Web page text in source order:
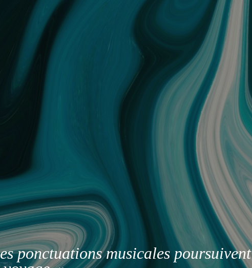
ponctuations musicales poursuivent